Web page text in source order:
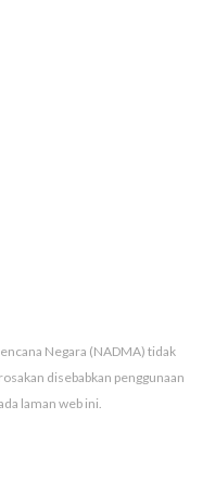
Negara (NADMA) tidak
disebabkan penggunaan
laman web ini.